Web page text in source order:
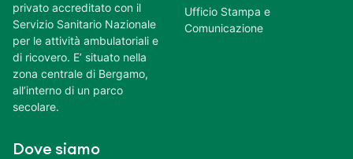
privato accreditato con il
Servizio Sanitario Nazionale
per le attività ambulatoriali e
di ricovero. E’ situato nella
zona centrale di Bergamo,
all’interno di un parco
secolare.
Dove siamo
Ufficio Stampa e
Comunicazione